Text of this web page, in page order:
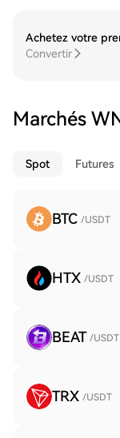
Achetez votre
Convertir
Marchés
Spot Futures
BTC /USDT
HTX /USDT
BEAT /USDT
TRX /USDT